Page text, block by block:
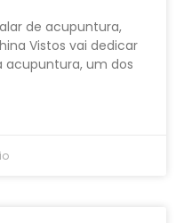
de acupuntura,
Vistos vai dedicar
acupuntura, um dos